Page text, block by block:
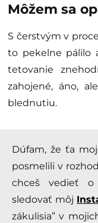
Môžem sa
S čerstvým v
to pekelne pálilo
tetovanie
zahojené, áno,
blednutiu.
Dúfam, že ťa
posmelili v
chceš vedieť o
sledovať môj
zákulisia” v